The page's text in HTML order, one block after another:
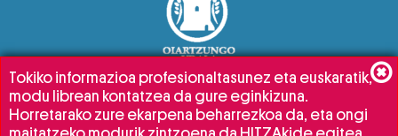
Tokiko informazioa profesionaltasunez eta euskaratik,
modu librean kontatzea da gure eginkizuna.
Horretarako zure ekarpena beharrezkoa da, eta ongi